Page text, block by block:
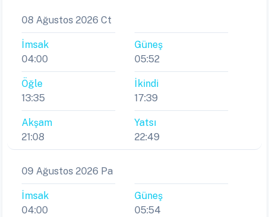
08 Ağustos 2026 Ct
İmsak
04:00
Güneş
05:52
Öğle
13:35
İkindi
17:39
Akşam
21:08
Yatsı
22:49
09 Ağustos 2026 Pa
İmsak
04:00
Güneş
05:54